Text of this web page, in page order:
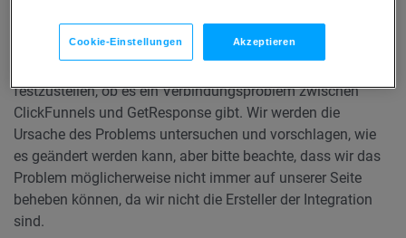
Wenn du Probleme mit Ihrer ClickFunnels-Integration hast,
festzustellen, ob es ein Verbindungsproblem zwischen
ClickFunnels und GetResponse gibt. Wir werden die
Ursache des Problems untersuchen und vorschlagen, wie
es geändert werden kann, aber bitte beachte, dass wir das
Problem möglicherweise nicht immer auf unserer Seite
beheben können, da wir nicht die Ersteller der Integration
sind.
Cookie-Einstellungen Akzeptieren